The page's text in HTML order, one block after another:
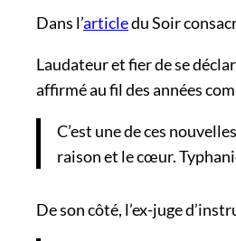
Dans l’articledu Soir
Laudateur et fier de se
affirmé au fil des années
C’est une de ces
raison et le cœur.
De son côté, l’ex-juge